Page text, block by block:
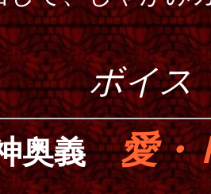
ボイス
奥義 愛・